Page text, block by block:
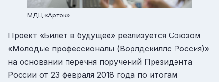
МДЦ «Артек»
Проект «Билет в будущее» реализуется Союзом
«Молодые профессионалы (Ворлдскиллс Россия)»
на основании перечня поручений Президента
России от 23 февраля 2018 года по итогам